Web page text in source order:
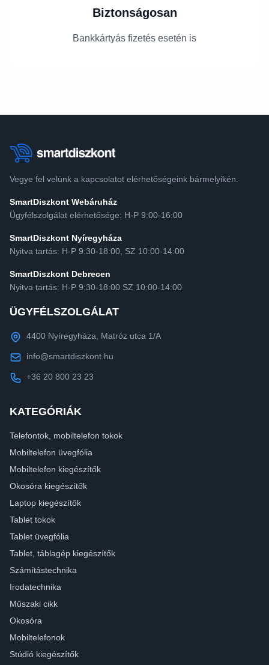
Biztonságosan
Bankkártyás fizetés esetén is
Vegye fel velünk a kapcsolatot elérhetőségeink bármelyikén.
SmartDiszkont Webáruház
Ügyfélszolgálat elérhetősége: H-P 9:00-16:00
SmartDiszkont Nyíregyháza
Nyitva tartás: H-P 9:30-18:00, SZ 10:00-14:00
SmartDiszkont Debrecen
Nyitva tartás: H-P 9:30-18:00 SZ 10:00-14:00
ÜGYFÉLSZOLGÁLAT
4400 Nyíregyháza, Matróz utca 1/A
info@smartdiszkont.hu
+36 20 800 23 23
KATEGÓRIÁK
Telefontok, mobiltelefon tokok
Mobiltelefon üvegfólia
Mobiltelefon kiegészítők
Okosóra kiegészítők
Laptop kiegészítők
Tablet tokok
Tablet üvegfólia
Tablet, táblagép kiegészítők
Számítástechnika
Irodatechnika
Műszaki cikk
Okosóra
Mobiltelefonok
Stúdió kiegészítők